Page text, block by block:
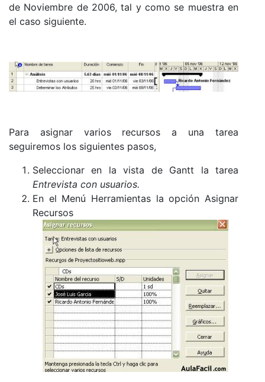
de Noviembre de 2006, tal y como se muestra en
el caso siguiente.
Para asignar varios recursos a una tarea
seguiremos los siguientes pasos,
Seleccionar en la vista de Gantt la tarea
Entrevista con usuarios.
En el Menú Herramientas la opción Asignar
Recursos